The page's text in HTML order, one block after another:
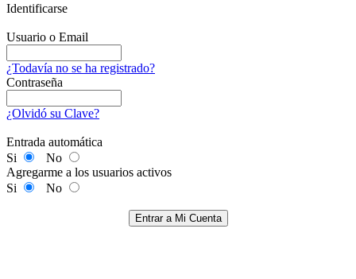
Identificarse
Usuario o Email
¿Todavía no se ha registrado?
Contraseña
¿Olvidó su Clave?
Entrada automática
Si
No
Agregarme a los usuarios activos
Si
No
Entrar a Mi Cuenta